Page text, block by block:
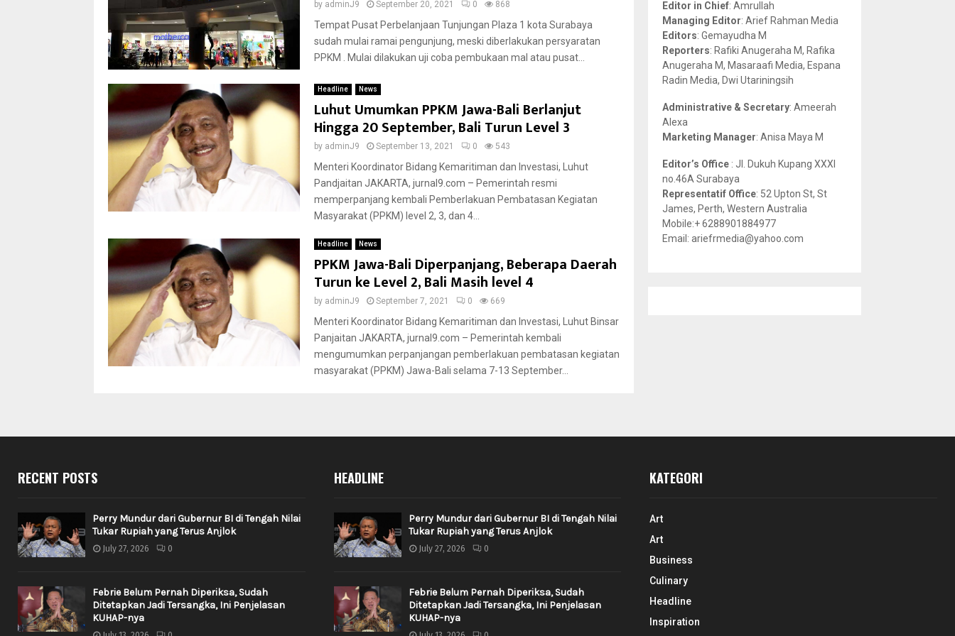
by adminJ9 September 20, 2021 0 868
Tempat Pusat Perbelanjaan Tunjungan Plaza 1 kota Surabaya
sudah mulai ramai pengunjung, meski diberlakukan persyaratan
PPKM . Mulai dilakukan uji coba pembukaan mal atau pusat...
Headline News
Luhut Umumkan PPKM Jawa-Bali Berlanjut
Hingga 20 September, Bali Turun Level 3
by adminJ9 September 13, 2021 0 543
Menteri Koordinator Bidang Kemaritiman dan Investasi, Luhut
Pandjaitan JAKARTA, jurnal9.com – Pemerintah resmi
memperpanjang kembali Pemberlakuan Pembatasan Kegiatan
Masyarakat (PPKM) level 2, 3, dan 4...
Headline News
PPKM Jawa-Bali Diperpanjang, Beberapa Daerah
Turun ke Level 2, Bali Masih level 4
by adminJ9 September 7, 2021 0 669
Menteri Koordinator Bidang Kemaritiman dan Investasi, Luhut Binsar
Panjaitan JAKARTA, jurnal9.com – Pemerintah kembali
mengumumkan perpanjangan pemberlakuan pembatasan kegiatan
masyarakat (PPKM) Jawa-Bali selama 7-13 September...
r
:
R
H
Editor in Chief: Amrullah
Managing Editor: Arief Rahman Media
Editors: Gemayudha M
Reporters: Rafiki Anugeraha M, Rafika
Anugeraha M, Masaraafi Media, Espana
Radin Media, Dwi Utariningsih
Administrative & Secretary: Ameerah
Alexa
Marketing Manager: Anisa Maya M
Editor’s Office : Jl. Dukuh Kupang XXXI
no.46A Surabaya
Representatif Office: 52 Upton St, St
James, Perth, Western Australia
Mobile:+ 6288901884977
Email: ariefrmedia@yahoo.com
RECENT POSTS
Perry Mundur dari Gubernur BI di Tengah Nilai
Tukar Rupiah yang Terus Anjlok
July 27, 2026 0
Febrie Belum Pernah Diperiksa, Sudah
Ditetapkan Jadi Tersangka, Ini Penjelasan
KUHAP-nya
HEADLINE
Perry Mundur dari Gubernur BI di Tengah Nilai
Tukar Rupiah yang Terus Anjlok
July 27, 2026 0
Febrie Belum Pernah Diperiksa, Sudah
Ditetapkan Jadi Tersangka, Ini Penjelasan
KUHAP-nya
KATEGORI
Art
Art
Business
Culinary
Headline
Inspiration